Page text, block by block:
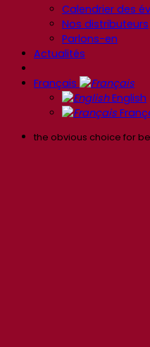
Calendrier des
Nos distributeurs
Parlons-en
Actualités
Français
English
the obvious choice for